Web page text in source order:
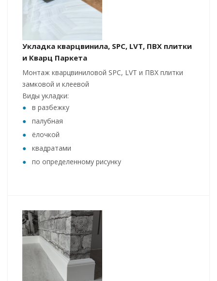
Укладка кварцвинила, SPC, LVT, ПВХ плитки
и Кварц Паркета
Монтаж кварцвиниловой SPC, LVT и ПВХ плитки
замковой и клеевой
Виды укладки:
в разбежку
палубная
ёлочкой
квадратами
по определенному рисунку